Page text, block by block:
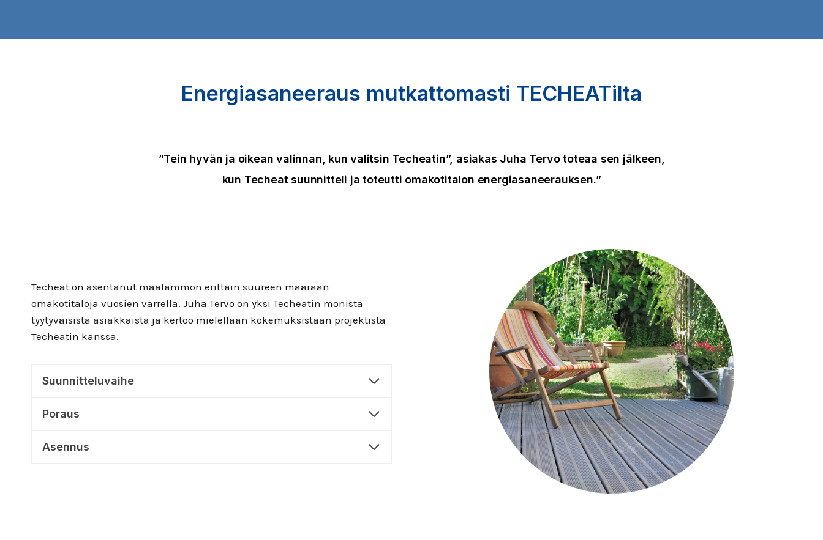
Energiasaneeraus mutkattomasti TECHEATilta
”Tein hyvän ja oikean valinnan, kun valitsin Techeatin”, asiakas Juha Tervo toteaa sen jälkeen,
kun Techeat suunnitteli ja toteutti omakotitalon energiasaneerauksen.”
Techeat on asentanut maalämmön erittäin suureen määrään
omakotitaloja vuosien varrella. Juha Tervo on yksi Techeatin monista
tyytyväisistä asiakkaista ja kertoo mielellään kokemuksistaan projektista
Techeatin kanssa.
Suunnitteluvaihe
Poraus
Asennus